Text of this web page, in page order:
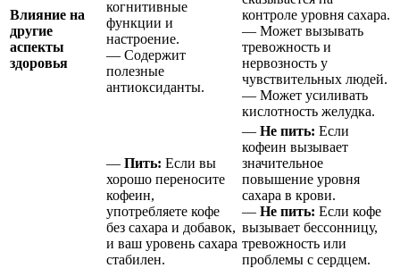
Влияние на
другие
аспекты
здоровья
когнитивные
функции и
настроение.
— Содержит
полезные
антиоксиданты.
контроле уровня сахара.
— Может вызывать
тревожность и
нервозность у
чувствительных людей.
— Может усиливать
кислотность желудка.
— Пить: Если вы
хорошо переносите
кофеин,
употребляете кофе
без сахара и добавок,
и ваш уровень сахара
стабилен.
— Не пить: Если
кофеин вызывает
значительное
повышение уровня
сахара в крови.
— Не пить: Если кофе
вызывает бессонницу,
тревожность или
проблемы с сердцем.